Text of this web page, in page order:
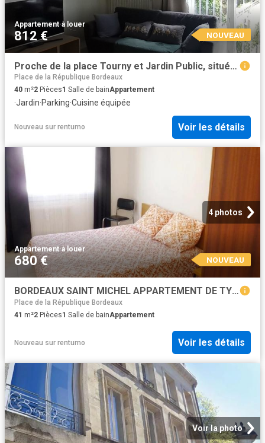
Appartement·à louer
812 € NOUVEAU
Proche de la place Tourny et Jardin Public, situé dans le quartier du Palais Gallien un agréable T2
Place de la République Bordeaux
40 m²2 Pièces1 Salle de bainAppartement
·Jardin·Parking·Cuisine équipée
Nouveau sur rentumo Voir les détails
4 photos
Appartement·à louer
680 € NOUVEAU
BORDEAUX SAINT MICHEL APPARTEMENT DE TYPE T2
Place de la République Bordeaux
41 m²2 Pièces1 Salle de bainAppartement
Nouveau sur rentumo Voir les détails
Voir la photo